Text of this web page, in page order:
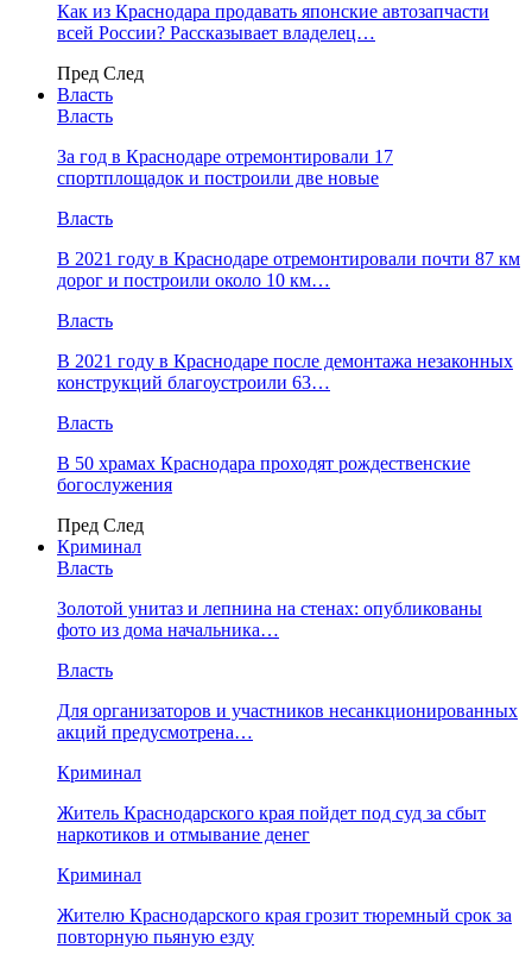
Как из Краснодара продавать японские автозапчасти
всей России? Рассказывает владелец…
Пред След
Власть
Власть
За год в Краснодаре отремонтировали 17
спортплощадок и построили две новые
Власть
В 2021 году в Краснодаре отремонтировали почти 87 км
дорог и построили около 10 км…
Власть
В 2021 году в Краснодаре после демонтажа незаконных
конструкций благоустроили 63…
Власть
В 50 храмах Краснодара проходят рождественские
богослужения
Пред След
Криминал
Власть
​Золотой унитаз и лепнина на стенах: опубликованы
фото из дома начальника…
Власть
Для организаторов и участников несанкционированных
акций предусмотрена…
Криминал
Житель Краснодарского края пойдет под суд за сбыт
наркотиков и отмывание денег
Криминал
Жителю Краснодарского края грозит тюремный срок за
повторную пьяную езду